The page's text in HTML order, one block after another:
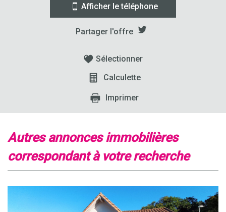
Afficher le téléphone
Partager l'offre
Sélectionner
Calculette
Imprimer
autres annonces immobilières
correspondant à votre recherche